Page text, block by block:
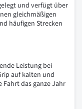
und verfügt über
gleichmäßigen
häufigen Strecken
Leistung bei
auf kalten und
Fahrt das ganze Jahr